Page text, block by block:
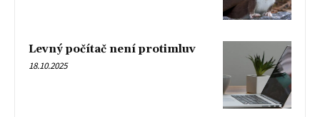
Levný počítač není protimluv
18.10.2025